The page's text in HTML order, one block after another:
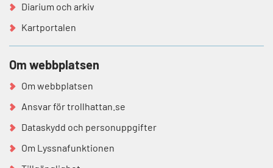
Diarium och arkiv
Kartportalen
Om webbplatsen
Om webbplatsen
Ansvar för trollhattan.se
Dataskydd och personuppgifter
Om Lyssnafunktionen